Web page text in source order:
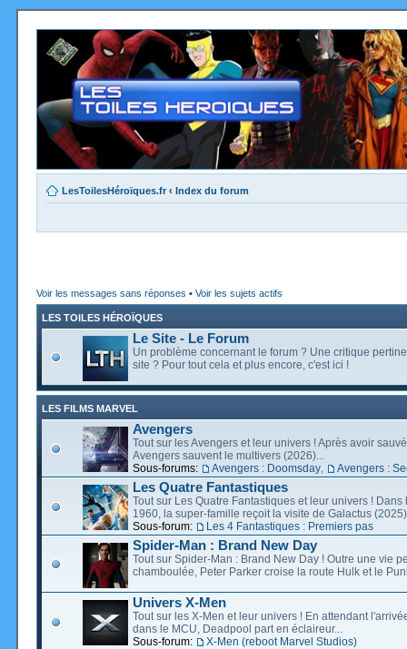
LesToilesHéroïques.fr ‹ Index du forum
Voir les messages sans réponses • Voir les sujets actifs
LES TOILES HÉROÏQUES
Le Site - Le Forum
Un problème concernant le forum ? Une critique
site ? Pour tout cela et plus encore, c'est ici !
LES FILMS MARVEL
Avengers
Tout sur les Avengers et leur univers ! Après avoir
Avengers sauvent le multivers (2026)...
Sous-forums:
Avengers : Doomsday Avengers :
Les Quatre Fantastiques
Tout sur Les Quatre Fantastiques et leur univers ! Dans
1960, la super-famille reçoit la visite de Galactus
Sous-forum:
Les 4 Fantastiques : Premiers pas
Spider-Man : Brand New Day
Tout sur Spider-Man : Brand New Day ! Outre une vie
chamboulée, Peter Parker croise la route Hulk et le
Univers X-Men
Tout sur les X-Men et leur univers ! En attendant
dans le MCU, Deadpool part en éclaireur...
Sous-forum:
X-Men (reboot Marvel Studios)